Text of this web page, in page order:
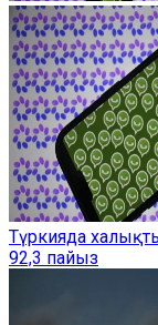
Түркияда
92,3 пайыз